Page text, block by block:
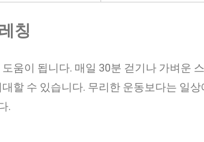
칭
움이 됩니다. 매일 30분 걷기나 가벼운
할 수 있습니다. 무리한 운동보다는 일상
.